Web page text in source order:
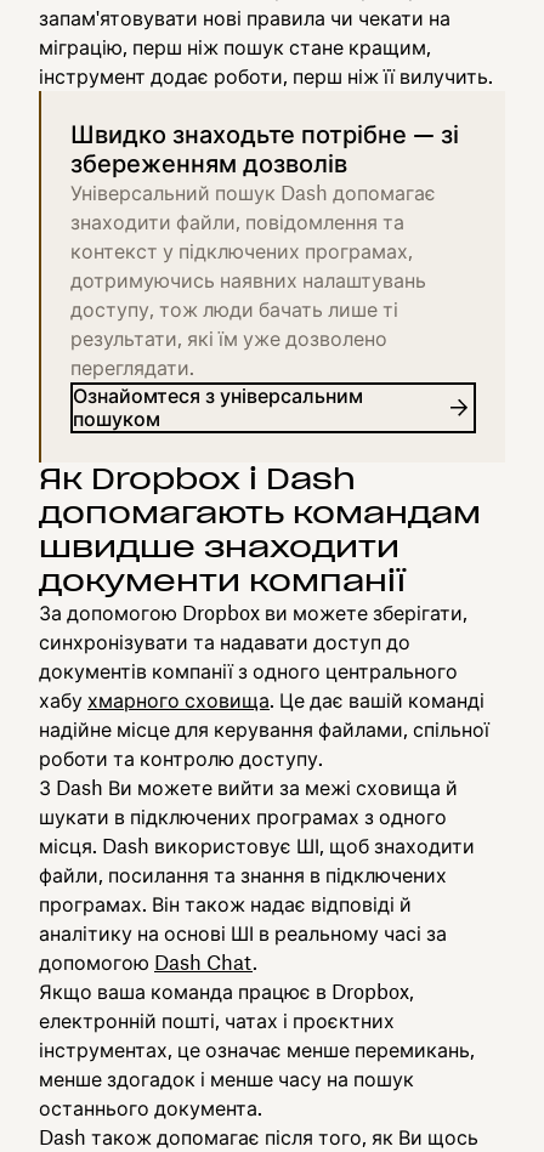
запам'ятовувати нові правила чи чекати на
міграцію, перш ніж пошук стане кращим,
інструмент додає роботи, перш ніж її вилучить.
Швидко знаходьте потрібне — зі
збереженням дозволів
Універсальний пошук Dash допомагає
знаходити файли, повідомлення та
контекст у підключених програмах,
дотримуючись наявних налаштувань
доступу, тож люди бачать лише ті
результати, які їм уже дозволено
переглядати.
Ознайомтеся з універсальним
пошуком
Як Dropbox і Dash
допомагають командам
швидше знаходити
документи компанії
За допомогою Dropbox ви можете зберігати,
синхронізувати та надавати доступ до
документів компанії з одного центрального
хабу хмарного сховища. Це дає вашій команді
надійне місце для керування файлами, спільної
роботи та контролю доступу.
З Dash Ви можете вийти за межі сховища й
шукати в підключених програмах з одного
місця. Dash використовує ШІ, щоб знаходити
файли, посилання та знання в підключених
програмах. Він також надає відповіді й
аналітику на основі ШІ в реальному часі за
допомогою Dash Chat.
Якщо ваша команда працює в Dropbox,
електронній пошті, чатах і проєктних
інструментах, це означає менше перемикань,
менше здогадок і менше часу на пошук
останнього документа.
Dash також допомагає після того, як Ви щось